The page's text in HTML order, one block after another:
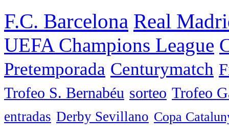
F.C. Barcelona Real
UEFA Champions League
Pretemporada Centurymatch
Trofeo S. Bernabéu sorteo Trofeo
entradas Derby Sevillano Copa